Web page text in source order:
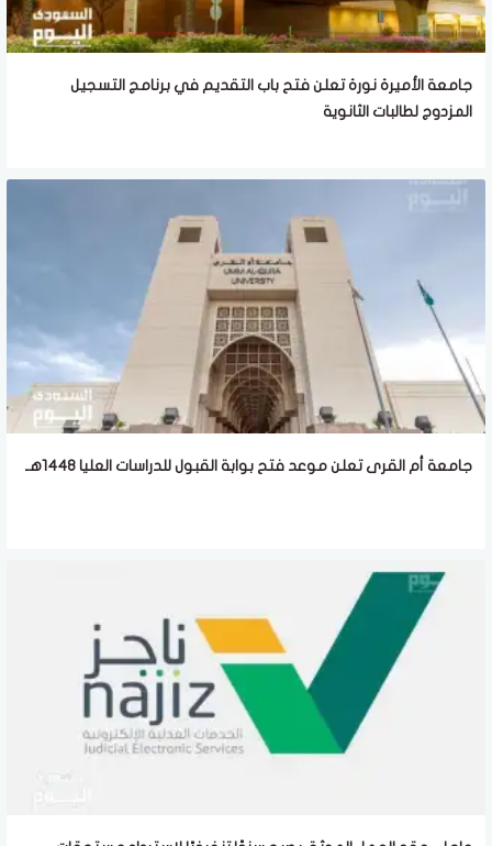
جامعة الأميرة نورة تعلن فتح باب التقديم في برنامج التسجيل
المزدوج لطالبات الثانوية
جامعة أم القرى تعلن موعد فتح بوابة القبول للدراسات العليا 1448هـ